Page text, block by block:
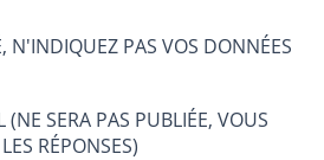
N'INDIQUEZ PAS VOS DONNÉES
(NE SERA PAS PUBLIÉE, VOUS
RÉPONSES)